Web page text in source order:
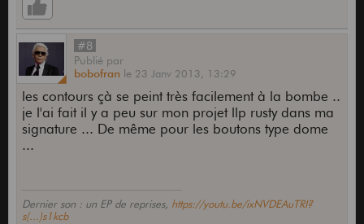
#8
Publié par
bobofran le 23 Janv 2013, 13:29
les contours çà se peint très facilement à la bombe ..
je l'ai fait il y a peu sur mon projet llp rusty dans ma
signature ... De même pour les boutons type dome
...
Dernier son : un EP de reprises, https://youtu.be/ixNVDEAuTRI?
s(...)s1kcb